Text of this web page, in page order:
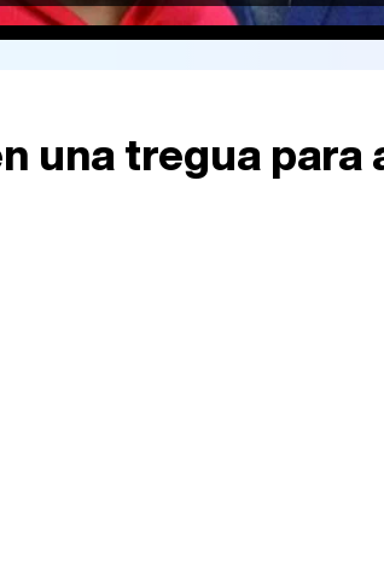
una tregua para